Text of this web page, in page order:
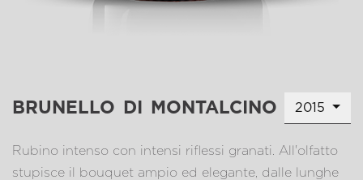
brunello di montalcino 2015
Rubino intenso con intensi riflessi granati. All'olfatto
stupisce il bouquet ampio ed elegante, dalle lunghe